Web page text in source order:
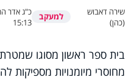
שירה דאבוש
(כהן)
למעקב כ"ג אדר
15:13
בית ספר ראשון מסוגו
מחוסרי מיומנויות מספיקות